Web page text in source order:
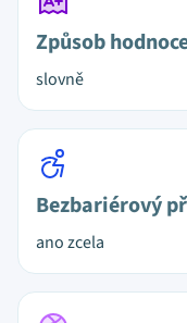
Způsob
slovně
Bezbariérový
ano zcela